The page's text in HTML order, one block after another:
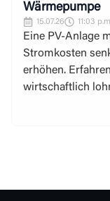
Wärmepumpe
15.07.26 11:03
Eine PV-Anlage
Stromkosten
erhöhen.
wirtschaftlich